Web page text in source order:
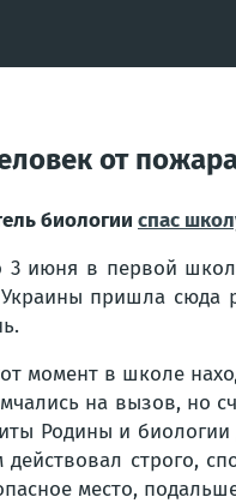
от
биологии спас
3 июня в первой
пришла сюда
момент в школе
на вызов, но
Родины и биологии
действовал строго,
место,